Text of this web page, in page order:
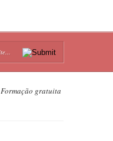
Formação gratuita